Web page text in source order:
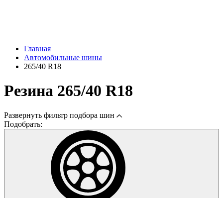
Главная
Автомобильные шины
265/40 R18
Резина 265/40 R18
Развернуть фильтр подбора шин
Подобрать: